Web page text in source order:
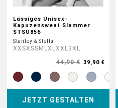
Lässiges Unisex-
Kapuzensweat Slammer
STSU856
Stanley & Stella
XXSXSS M LXLXXL3XL
44,90 € 39,90 €
JETZT GESTALTEN